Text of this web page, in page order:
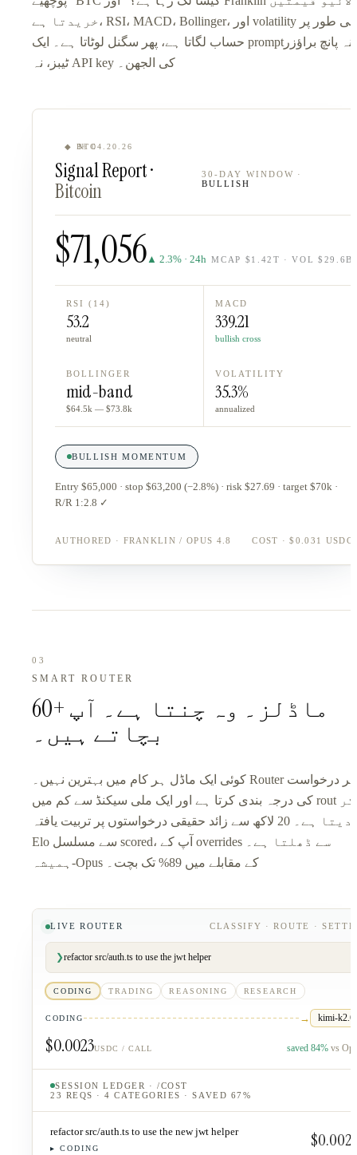
خریدتا ہے، RSI، MACD، Bollinger، اور volatility مقامی طور پر
حساب لگاتا ہے، پھر سگنل لوٹاتا ہے۔ ایک prompt۔ نہ پانچ براؤزر
ٹیبز، نہ API key کی الجھن۔
◆ BTC
№ 04.20.26
Signal Report ·
Bitcoin
30-DAY WINDOW ·
BULLISH
$71,056▲ 2.3% · 24h MCAP $1.42T · VOL $29.6B
RSI (14)
53.2
neutral
MACD
339.21
bullish cross
BOLLINGER
mid-band
$64.5k — $73.8k
VOLATILITY
35.3%
annualized
BULLISH MOMENTUM
Entry $65,000 · stop $63,200 (−2.8%) · risk $27.69 · target $70k ·
R/R 1:2.8 ✓
AUTHORED · FRANKLIN / OPUS 4.8 COST · $0.031 USDC
03
SMART ROUTER
60+ ماڈلز۔ وہ چنتا ہے۔ آپ
بچاتے ہیں۔
کوئی ایک ماڈل ہر کام میں بہترین نہیں۔ Router ہر درخواست
کی درجہ بندی کرتا ہے اور ایک ملی سیکنڈ سے کم میں rout کر
دیتا ہے۔ 20 لاکھ سے زائد حقیقی درخواستوں پر تربیت یافتہ،
Elo سے مسلسل scored، آپ کے overrides سے ڈھلتا ہے۔
ہمیشہ-Opus کے مقابلے میں 89% تک بچت۔
LIVE ROUTER CLASSIFY · ROUTE ·
❯refactor src/auth.ts to use the jwt helper
CODING TRADING REASONING RESEARCH
CODING → kimi-k2.6
$0.0023USDC / CALL saved 84% vs
SESSION LEDGER · /COST
23 REQS · 4 CATEGORIES · SAVED 67%
refactor src/auth.ts to use the new jwt helper
▸ CODING $0.0023